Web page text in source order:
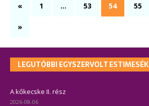
« 1 … 53 54 55
»
LEGUTÓBBI EGYSZERVOLT ESTIMESÉK
A kőkecske II. rész
2026-08-06